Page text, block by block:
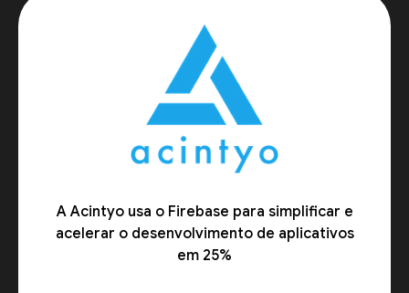
A Acintyo usa o Firebase para simplificar e
acelerar o desenvolvimento de aplicativos
em 25%